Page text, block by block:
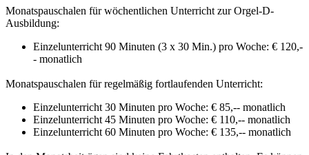
Monatspauschalen für wöchentlichen Unterricht zur Orgel-D-
Ausbildung:
Einzelunterricht 90 Minuten (3 x 30 Min.) pro Woche: € 120,-
- monatlich
Monatspauschalen für regelmäßig fortlaufenden Unterricht:
Einzelunterricht 30 Minuten pro Woche: € 85,-- monatlich
Einzelunterricht 45 Minuten pro Woche: € 110,-- monatlich
Einzelunterricht 60 Minuten pro Woche: € 135,-- monatlich